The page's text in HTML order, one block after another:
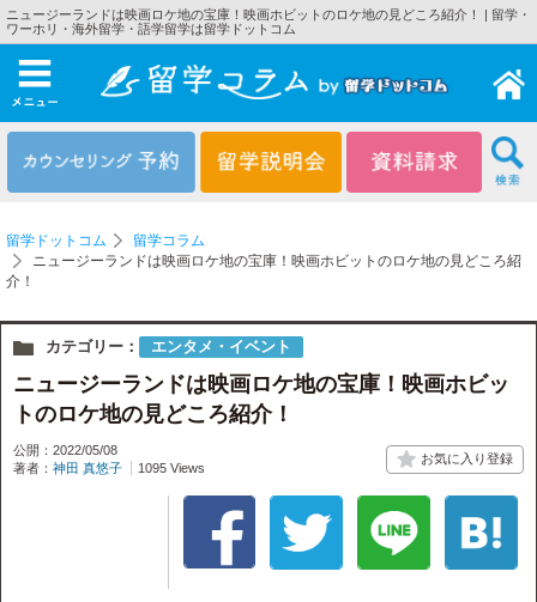
ニュージーランドは映画ロケ地の宝庫！映画ホビットのロケ地の見どころ紹介！ | 留学・
ワーホリ・海外留学・語学留学は留学ドットコム
メニュー
留学ドットコム
留学コラム
ニュージーランドは映画ロケ地の宝庫！映画ホビットのロケ地の見どころ紹
介！
カテゴリー： エンタメ・イベント
ニュージーランドは映画ロケ地の宝庫！映画ホビッ
トのロケ地の見どころ紹介！
公開：2022/05/08
著者： 神田 真悠子 1095 Views